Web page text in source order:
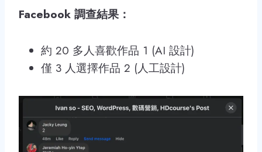
Facebook 調查結果：
約 20 多人喜歡作品 1 (AI 設計)
僅 3 人選擇作品 2 (人工設計)